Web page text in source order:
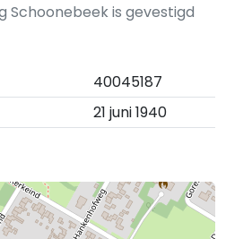
Schoonebeek is gevestigd
40045187
21 juni 1940